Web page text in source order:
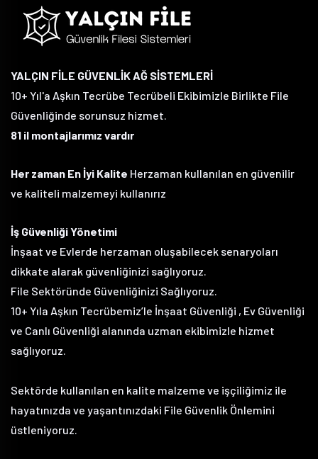
YALÇIN FİLE GÜVENLİK AĞ SİSTEMLERİ
10+ Yıl'a Aşkın Tecrübe Tecrübeli Ekibimizle Birlikte File
Güvenliğinde sorunsuz hizmet.
81 il montajlarımız vardır
Her zaman En İyi Kalite Herzaman kullanılan en güvenilir
ve kaliteli malzemeyi kullanırız
İş Güvenliği Yönetimi
İnşaat ve Evlerde herzaman oluşabilecek senaryoları
dikkate alarak güvenliğinizi sağlıyoruz.
File Sektöründe Güvenliğinizi Sağlıyoruz.
10+ Yıla Aşkın Tecrübemiz’le İnşaat Güvenliği , Ev Güvenliği
ve Canlı Güvenliği alanında uzman ekibimizle hizmet
sağlıyoruz.
Sektörde kullanılan en kalite malzeme ve işçiliğimiz ile
hayatınızda ve yaşantınızdaki File Güvenlik Önlemini
üstleniyoruz.